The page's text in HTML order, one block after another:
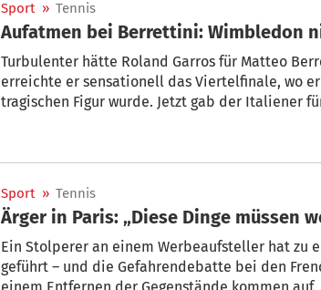
Sport » Tennis
Aufatmen bei Berrettini: Wimbledon
Turbulenter hätte Roland Garros für Matteo
erreichte er sensationell das Viertelfinale, wo
tragischen Figur wurde. Jetzt gab der Italiener
Sport » Tennis
Ärger in Paris: „Diese Dinge müssen
Ein Stolperer an einem Werbeaufsteller hat zu
geführt – und die Gefahrendebatte bei den
einem Entfernen der Gegenstände kommen auf.